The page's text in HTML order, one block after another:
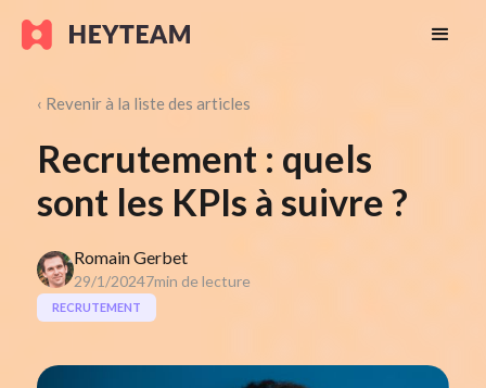
‹ Revenir à la liste des articles
Recrutement : quels
sont les KPIs à suivre ?
Romain Gerbet
29/1/20247min de lecture
RECRUTEMENT